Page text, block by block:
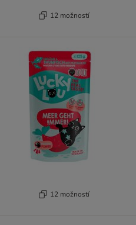
12 možností
12 možností